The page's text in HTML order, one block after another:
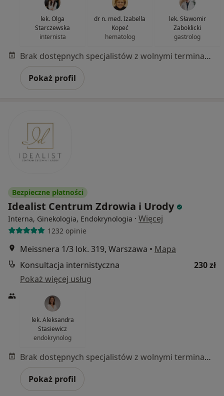
lek. Olga
Starczewska
internista
dr n. med. Izabella
Kopeć
hematolog
lek. Sławomir
Zaboklicki
gastrolog
Brak dostępnych specjalistów z wolnymi terminami w tym centrum medycznym.
Pokaż profil
Bezpieczne płatności
Idealist Centrum Zdrowia i Urody
Interna, Ginekologia, Endokrynologia · Więcej
1232 opinie
Meissnera 1/3 lok. 319, Warszawa • Mapa
Konsultacja internistyczna
230 zł
Pokaż więcej usług
lek. Aleksandra
Stasiewicz
endokrynolog
Brak dostępnych specjalistów z wolnymi terminami w tym centrum medycznym.
Pokaż profil